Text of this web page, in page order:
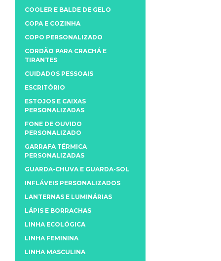
COOLER E BALDE DE GELO
COPA E COZINHA
COPO PERSONALIZADO
CORDÃO PARA CRACHÁ E
TIRANTES
CUIDADOS PESSOAIS
ESCRITÓRIO
ESTOJOS E CAIXAS
PERSONALIZADAS
FONE DE OUVIDO
PERSONALIZADO
GARRAFA TÉRMICA
PERSONALIZADAS
GUARDA-CHUVA E GUARDA-SOL
INFLÁVEIS PERSONALIZADOS
LANTERNAS E LUMINÁRIAS
LÁPIS E BORRACHAS
LINHA ECOLÓGICA
LINHA FEMININA
LINHA MASCULINA